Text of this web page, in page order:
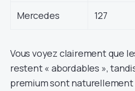
Mercedes 127
Vous voyez clairement que
restent « abordables »,
premium sont naturellement